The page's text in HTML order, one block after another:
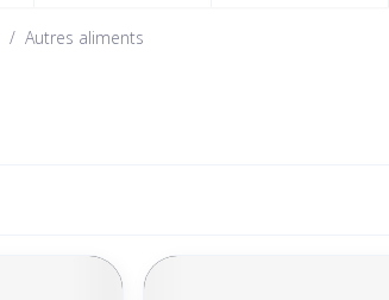
/ Autres aliments